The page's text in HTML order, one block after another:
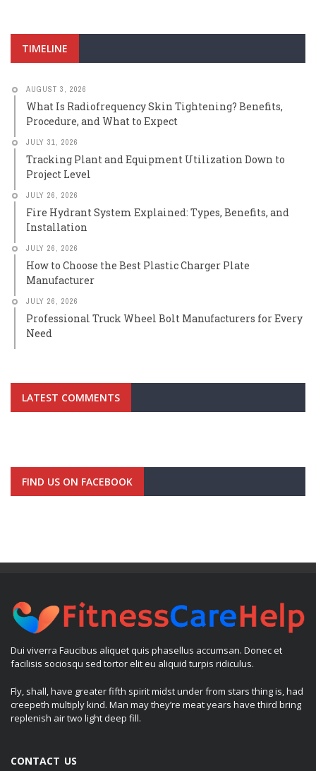
TIMELINE
AUGUST 3, 2026
What Is Radiofrequency Skin Tightening? Benefits,
Procedure, and What to Expect
JULY 31, 2026
Tracking Plant and Equipment Utilization Down to
Project Level
JULY 26, 2026
Fire Hydrant System Explained: Types, Benefits, and
Installation
JULY 26, 2026
How to Choose the Best Plastic Charger Plate
Manufacturer
JULY 26, 2026
Professional Truck Wheel Bolt Manufacturers for Every
Need
LATEST COMMENTS
FIND US ON FACEBOOK
Dui viverra Faucibus aliquet quis phasellus accumsan. Donec et
facilisis sociosqu sed tortor elit eu aliquid turpis ridiculus.
Fly, shall, have greater fifth spirit midst under from stars thing is, had
creepeth multiply kind. Man may they’re meat years have third bring
replenish air two light deep fill.
CONTACT US